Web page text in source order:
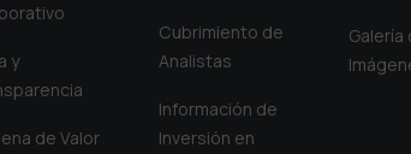
y
de Valor
Cubrimiento de
Analistas
Información de
Inversión en
Galería